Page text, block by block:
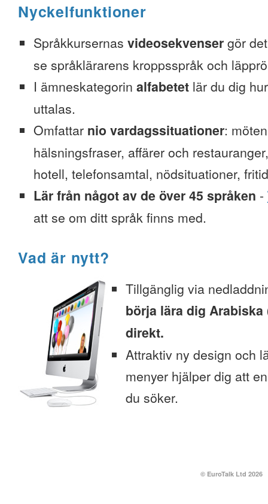
Nyckelfunktioner
Språkkursernas videosekvenser gör
se språklärarens kroppsspråk och
I ämneskategorin alfabetet lär du dig
uttalas.
Omfattar nio vardagssituationer:
hälsningsfraser, affärer och
hotell, telefonsamtal, nödsituationer,
Lär från något av de över 45 språken -
att se om ditt språk finns med.
Vad är nytt?
Tillgänglig via
börja lära dig Arabiska
direkt.
Attraktiv ny design och
menyer hjälper dig att
du söker.
© EuroTalk Ltd 2026